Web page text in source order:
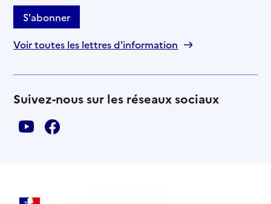
S'abonner
Voir toutes les lettres d'information
Suivez-nous sur les réseaux sociaux